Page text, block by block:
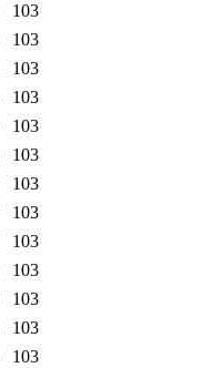
103
103
103
103
103
103
103
103
103
103
103
103
103